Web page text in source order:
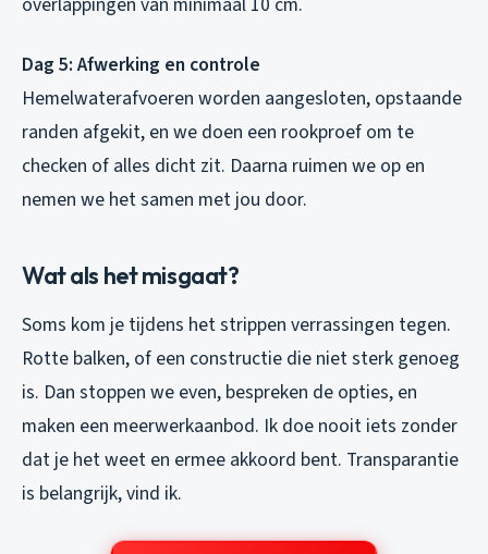
Dag 5: Afwerking en controle
Hemelwaterafvoeren worden aangesloten, opstaande
randen afgekit, en we doen een rookproef om te
checken of alles dicht zit. Daarna ruimen we op en
nemen we het samen met jou door.
Wat als het misgaat?
Soms kom je tijdens het strippen verrassingen tegen.
Rotte balken, of een constructie die niet sterk genoeg
is. Dan stoppen we even, bespreken de opties, en
maken een meerwerkaanbod. Ik doe nooit iets zonder
dat je het weet en ermee akkoord bent. Transparantie
is belangrijk, vind ik.